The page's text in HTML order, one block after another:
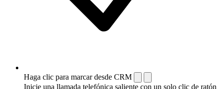
Haga clic para marcar desde CRM
Inicie una llamada telefónica saliente con un solo clic de ratón